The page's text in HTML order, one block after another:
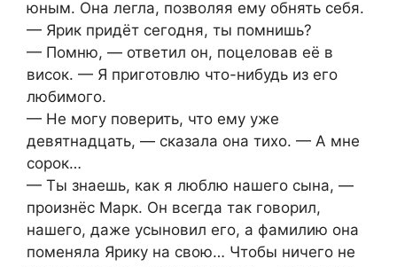
юным. Она легла, позволяя ему обнять себя.
— Ярик придёт сегодня, ты помнишь?
— Помню, — ответил он, поцеловав её в
висок. — Я приготовлю что-нибудь из его
любимого.
— Не могу поверить, что ему уже
девятнадцать, — сказала она тихо. — А мне
сорок…
— Ты знаешь, как я люблю нашего сына, —
произнёс Марк. Он всегда так говорил,
нашего, даже усыновил его, а фамилию она
поменяла Ярику на свою… Чтобы ничего не